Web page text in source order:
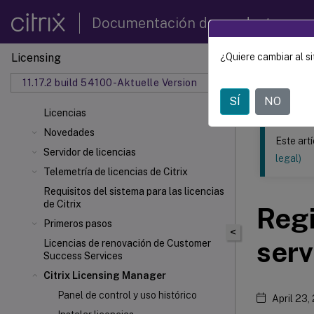
Documentación de productos
Licensing
11.17.2 build 54100-Aktuelle Version
Licencias
Novedades
Servidor de licencias
Telemetría de licencias de Citrix
Requisitos del sistema para las licencias
de Citrix
Primeros pasos
Licencias de renovación de Customer
Success Services
Citrix Licensing Manager
Panel de control y uso histórico
Este
<
Este
legal)
April 23,
¿Quiere cambiar al
SÍ NO